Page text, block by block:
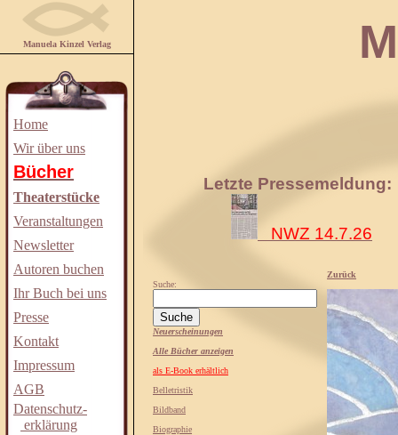
Manuela Kinzel Verlag
Home
Wir über uns
Bücher
Theaterstücke
Veranstaltungen
Newsletter
Autoren buchen
Ihr Buch bei uns
Presse
Kontakt
Impressum
AGB
Datenschutz-
erklärung
Letzte Pressemeldung:
NWZ 14.7.26
Suche:
Neuerscheinungen
Alle Bücher anzeigen
als E-Book erhältlich
Belletristik
Bildband
Biographie
Zurück